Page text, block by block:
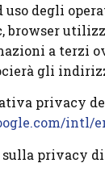
degli
browser
a terzi
gli
privacy
intl/
sulla privacy